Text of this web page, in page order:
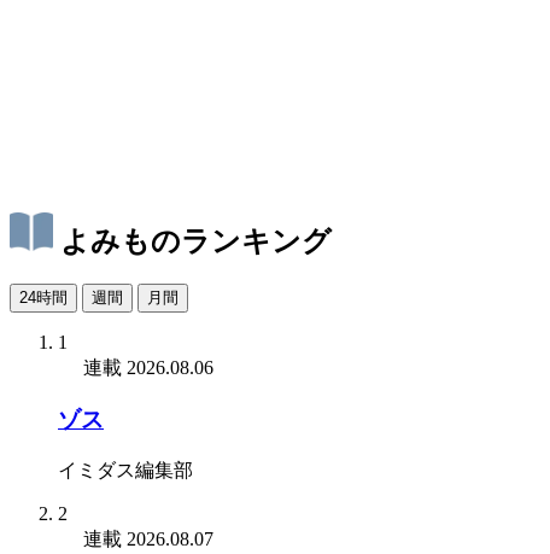
よみものランキング
24時間 週間 月間
1
連載 2026.08.06
ゾス
イミダス編集部
2
連載 2026.08.07